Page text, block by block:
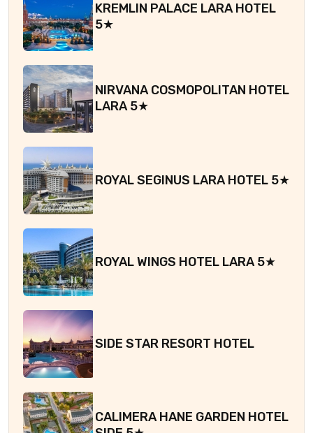
KREMLIN PALACE LARA HOTEL
5★
NIRVANA COSMOPOLITAN HOTEL
LARA 5★
ROYAL SEGINUS LARA HOTEL 5★
ROYAL WINGS HOTEL LARA 5★
SIDE STAR RESORT HOTEL
CALIMERA HANE GARDEN HOTEL